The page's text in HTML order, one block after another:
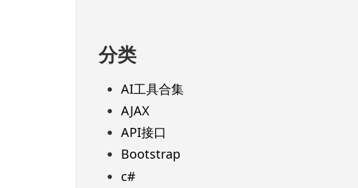
分类
AI工具合集
AJAX
API接口
Bootstrap
c#